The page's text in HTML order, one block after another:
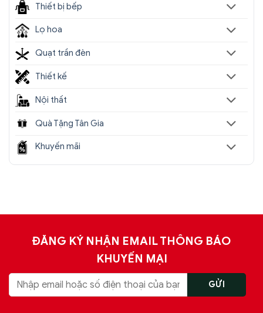
Thiết bị bếp
Lọ hoa
Quạt trần đèn
Thiết kế
Nội thất
Quà Tặng Tân Gia
Khuyến mãi
ĐĂNG KÝ NHẬN EMAIL THÔNG BÁO
KHUYẾN MẠI